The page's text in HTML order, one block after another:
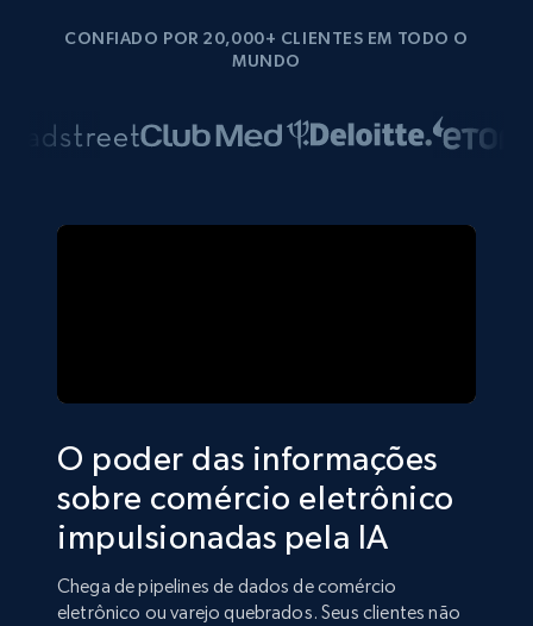
CONFIADO POR 20,000+ CLIENTES EM TODO O
MUNDO
O poder das informações
sobre comércio eletrônico
impulsionadas pela IA
Chega de pipelines de dados de comércio
eletrônico ou varejo quebrados. Seus clientes não